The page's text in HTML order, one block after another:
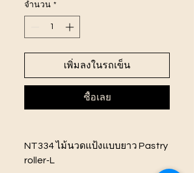
จำนวน *
เพิ่มลงในรถเข็น
ซื้อเลย
NT334 ไม้นวดแป้งแบบยาว Pastry
roller-L